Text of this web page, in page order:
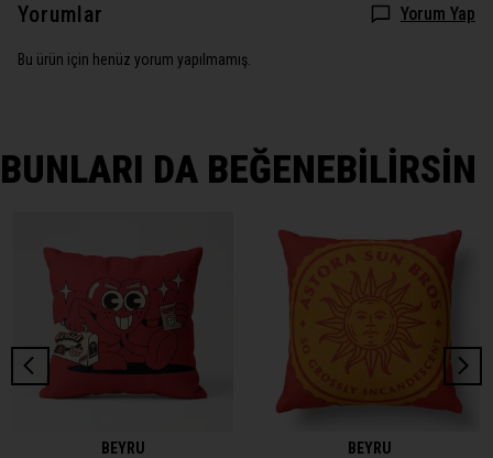
Yorumlar Yorum Yap
Bu ürün için henüz yorum yapılmamış.
BUNLARI DA BEĞENEBİLİRSİN
BEYRU BEYRU